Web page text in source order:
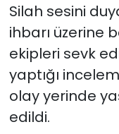
Silah sesini
ihbarı üzerine
ekipleri sevk
yaptığı
olay yerinde
edildi.